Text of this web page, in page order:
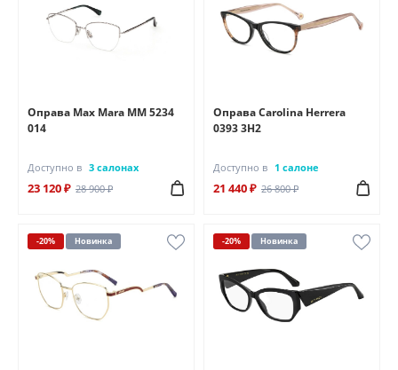
Оправа Max Mara MM 5234
014
Доступно в 3 салонах
23 120 ₽ 28 900 ₽
Оправа Carolina Herrera
0393 3H2
Доступно в 1 салоне
21 440 ₽ 26 800 ₽
-20% Новинка -20% Новинка